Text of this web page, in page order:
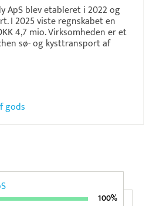
ApS blev etableret i 2022 og
I 2025 viste regnskabet en
4,7 mio. Virksomheden er et
sø- og kysttransport af
gods
100%